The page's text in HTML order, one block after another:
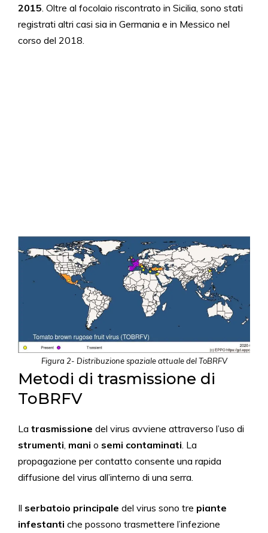
2015. Oltre al focolaio riscontrato in Sicilia, sono stati
registrati altri casi sia in Germania e in Messico nel
corso del 2018.
Figura 2- Distribuzione spaziale attuale del ToBRFV
Metodi di trasmissione di
ToBRFV
La trasmissione del virus avviene attraverso l’uso di
strumenti mani o semi contaminati . La
propagazione per contatto consente una rapida
diffusione del virus all’interno di una serra.
Il serbatoio principale del virus sono tre piante
infestanti che possono trasmettere l’infezione